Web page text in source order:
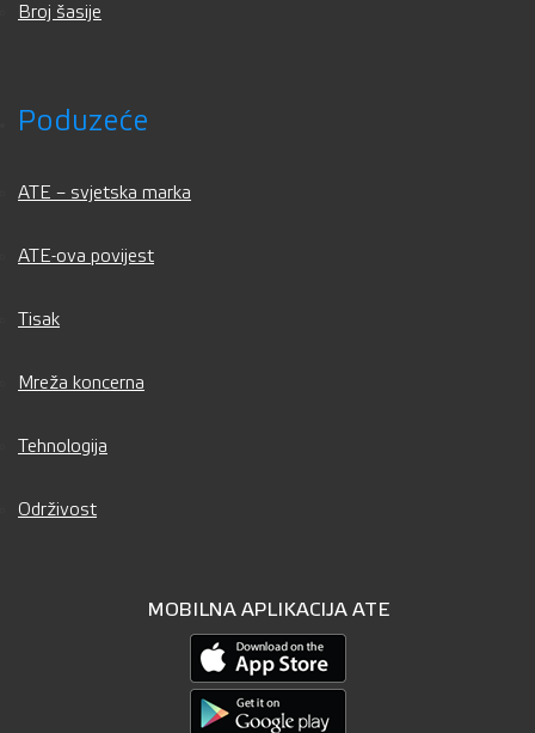
Broj šasije
Poduzeće
ATE – svjetska marka
ATE-ova povijest
Tisak
Mreža koncerna
Tehnologija
Održivost
MOBILNA APLIKACIJA ATE